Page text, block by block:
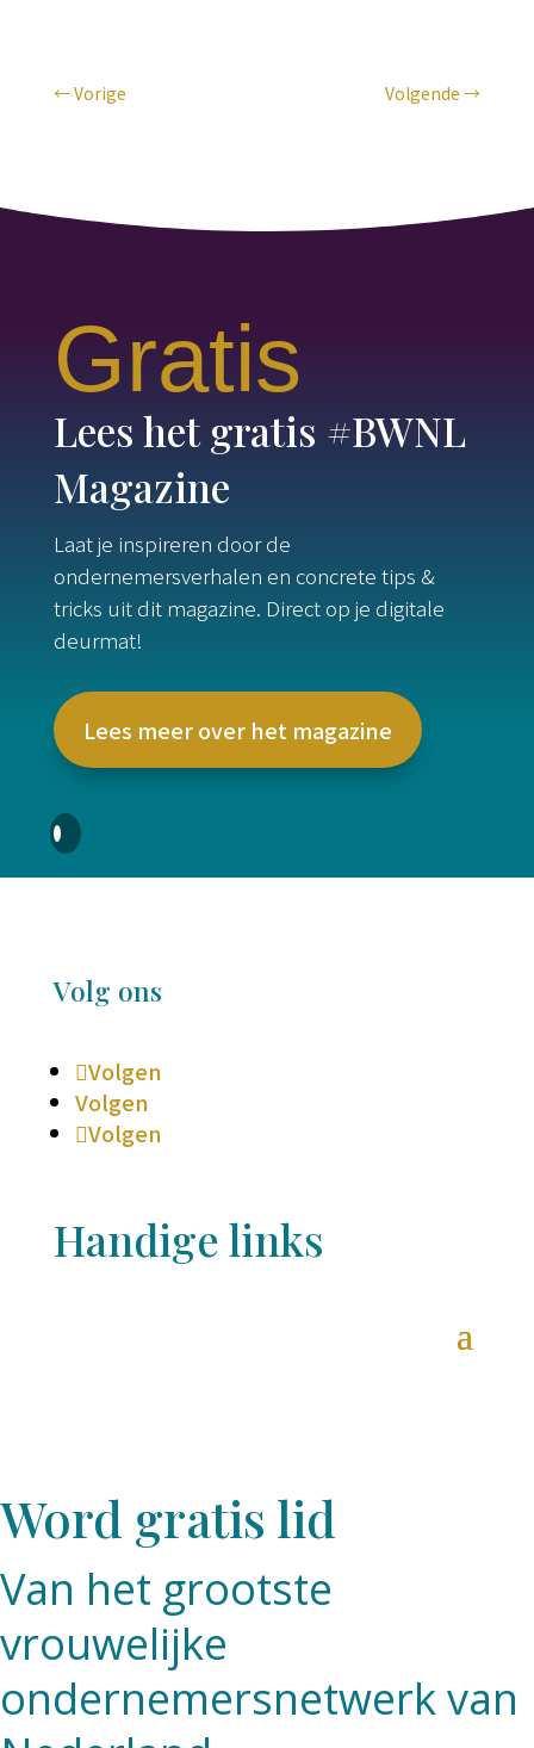
←Vorige Volgende →
Gratis
Lees het gratis #BWNL
Magazine
Laat je inspireren door de
ondernemersverhalen en concrete tips &
tricks uit dit magazine. Direct op je digitale
deurmat!
Lees meer over het magazine
Volg ons
Volgen
Volgen
Volgen
Handige links
Word gratis lid
Van het grootste
vrouwelijke
ondernemersnetwerk van